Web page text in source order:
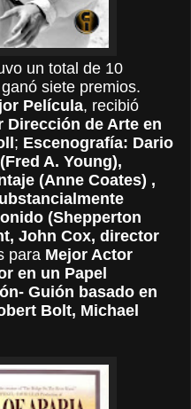
un total de 10
siete premios.
Película, recibió
Dirección de Arte en
; Escenografía: Dario
A. Young),
(Anne Coates) ,
(Shepperton
John Cox, director
para Mejor Actor
en un Papel
Guión basado en
Bolt, Michael